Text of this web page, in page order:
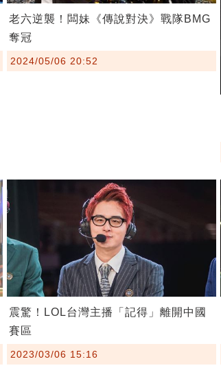
老六逆襲！闆妹《傳說對決》戰隊BMG
奪冠
2024/05/06 20:52
震驚！LOL台灣主播「記得」離開中國
賽區
2023/03/06 15:16